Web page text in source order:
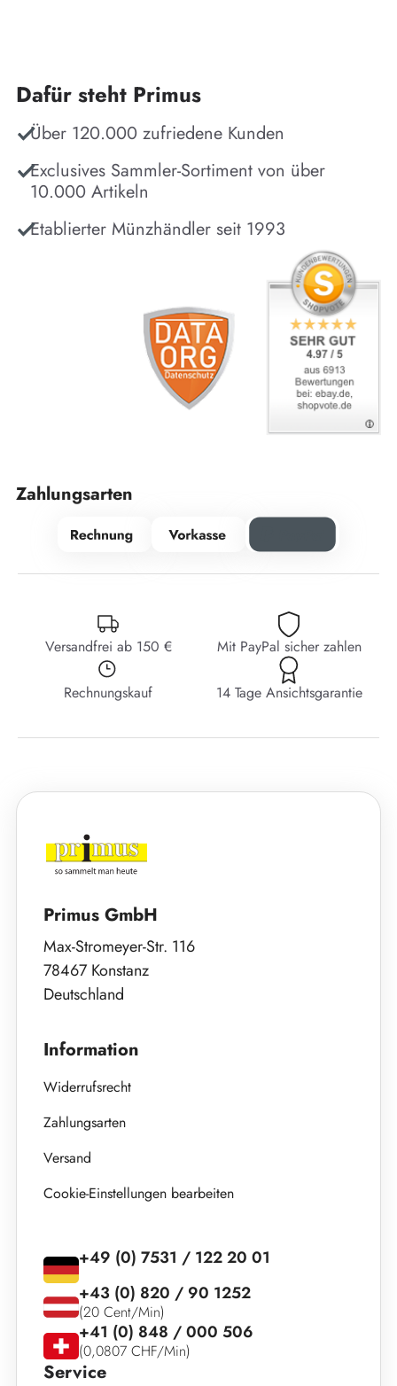
Dafür steht Primus
Über 120.000 zufriedene Kunden
Exclusives Sammler-Sortiment von über
10.000 Artikeln
Etablierter Münzhändler seit 1993
Zahlungsarten
Versandfrei ab 150 € Mit PayPal sicher zahlen
Rechnungskauf 14 Tage Ansichtsgarantie
Primus GmbH
Max-Stromeyer-Str. 116
78467 Konstanz
Deutschland
Information
Widerrufsrecht
Zahlungsarten
Versand
Cookie-Einstellungen bearbeiten
Service
+49 (0) 7531 / 122 20 01
+43 (0) 820 / 90 1252
(20 Cent/Min)
+41 (0) 848 / 000 506
(0,0807 CHF/Min)